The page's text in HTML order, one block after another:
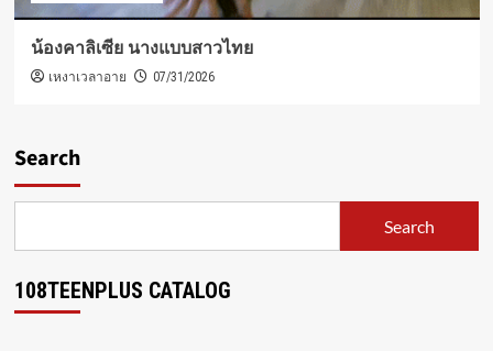
น้องคาลิเซีย นางแบบสาวไทย
เหงาเวลาอาย 07/31/2026
Search
Search
108TEENPLUS CATALOG